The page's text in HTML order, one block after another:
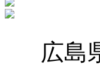
広島